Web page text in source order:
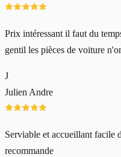
Prix intéressant il faut du
gentil les pièces de voiture
J
Julien Andre
Serviable et accueillant facile
recommande